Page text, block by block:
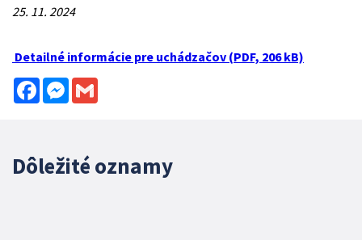
25. 11. 2024
Detailné informácie pre uchádzačov (PDF, 206 kB)
FacebookMessenger
Dôležité oznamy